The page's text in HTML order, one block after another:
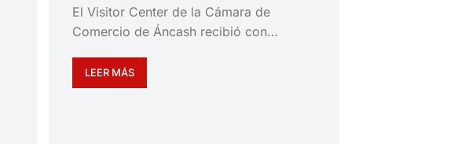
El Visitor Center de la Cámara de
Comercio de Áncash recibió con…
LEER MÁS